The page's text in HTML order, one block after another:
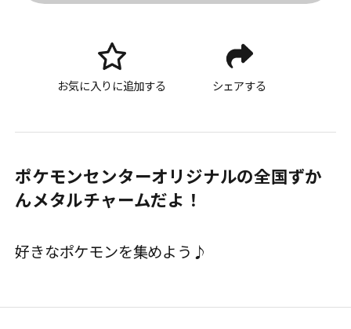
お気に入りに追加する シェアする
ポケモンセンターオリジナルの全国ずか
んメタルチャームだよ！
好きなポケモンを集めよう♪